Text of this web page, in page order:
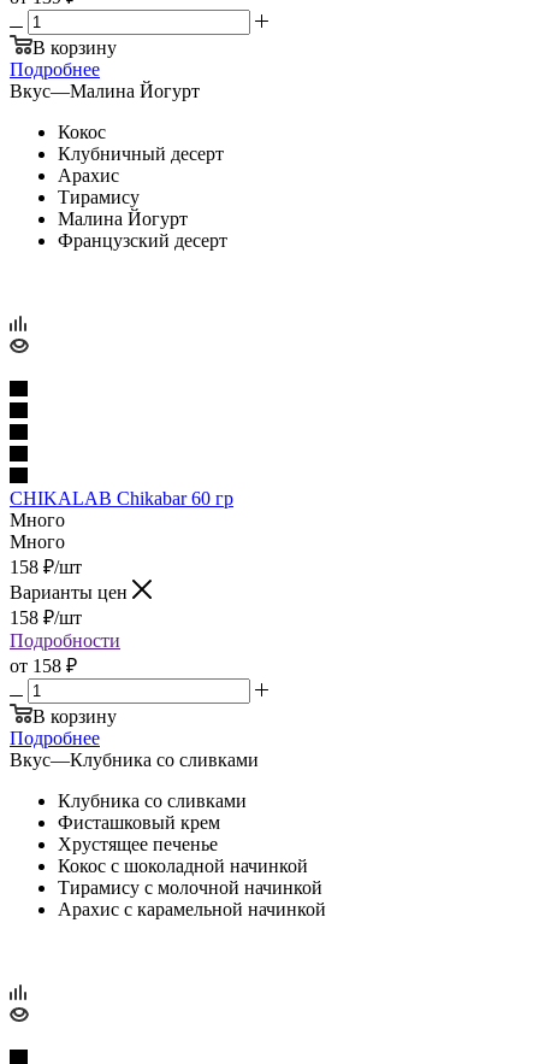
В корзину
Подробнее
Вкус—Малина Йогурт
Кокос
Клубничный десерт
Арахис
Тирамису
Малина Йогурт
Французский десерт
CHIKALAB Chikabar 60 гр
Много
Много
158 ₽/шт
Варианты цен
158 ₽/шт
Подробности
от 158 ₽
В корзину
Подробнее
Вкус—Клубника со сливками
Клубника со сливками
Фисташковый крем
Хрустящее печенье
Кокос с шоколадной начинкой
Тирамису с молочной начинкой
Арахис с карамельной начинкой